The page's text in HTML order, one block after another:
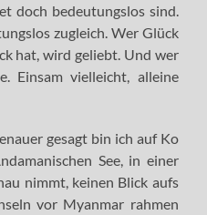
doch bedeutungslos sind.
zugleich. Wer Glück
hat, wird geliebt. Und wer
Einsam vielleicht, alleine
gesagt bin ich auf Ko
See, in einer
nimmt, keinen Blick aufs
vor Myanmar rahmen